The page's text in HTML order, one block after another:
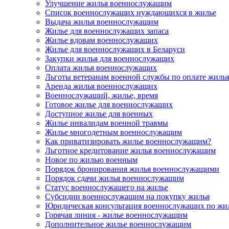
Улучшение жилья военнослужащим
Список военнослужащих нуждающихся в жилье
Выдача жилья военнослужащим
Жилье для военнослужащих запаса
Жилье вдовам военнослужащих
Жилье для военнослужащих в Беларуси
Закупки жилья для военнослужащих
Оплата жилья военнослужащих
Льготы ветеранам военной службы по оплате жилья
Аренда жилья военнослужащих
Военнослужащий, жилье, время
Готовое жилье для военнослужащих
Доступное жилье для военных
Жилье инвалидам военной травмы
Жилье многодетным военнослужащим
Как приватизировать жилье военнослужащим?
Льготное кредитование жилья военнослужащим
Новое по жилью военным
Порядок бронирования жилья военнослужащими
Порядок сдачи жилья военнослужащим
Статус военнослужащего на жилье
Субсидии военнослужащим на покупку жилья
Юридическая консультация военнослужащих по
Горячая линия - жилье военнослужащим
Дополнительное жилье военнослужащим